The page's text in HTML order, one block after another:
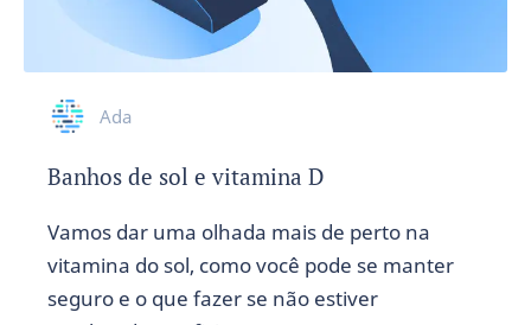
Ada
Banhos de sol e vitamina D
Vamos dar uma olhada mais de perto na
vitamina do sol, como você pode se manter
seguro e o que fazer se não estiver